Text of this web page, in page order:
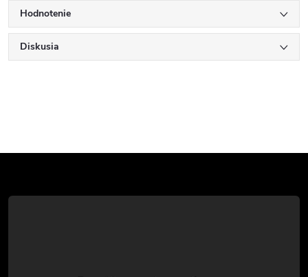
Hodnotenie
Diskusia
á